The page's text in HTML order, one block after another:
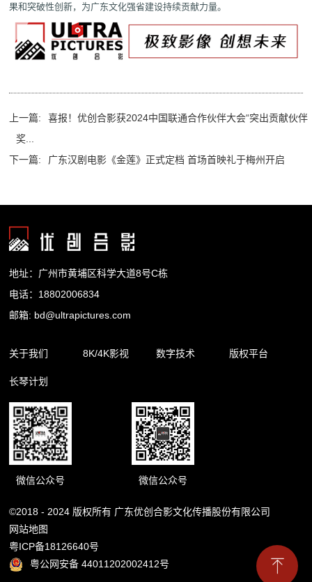
果和突破性创新，为广东文化强省建设持续贡献力量。
上一篇:
喜报！优创合影获2024中国联通合作伙伴大会“突出贡献伙伴
奖...
下一篇:
广东汉剧电影《金莲》正式定档 首场首映礼于梅州开启
地址：广州市黄埔区科学大道8号C栋
电话：18802006834
邮箱: bd@ultrapictures.com
关于我们
企业简介
企业新闻
8K/4K影视
影视出品
影视制作
数字技术
杜比全景声
扩展现实
版权平台
长琴计划
微信公众号 微信公众号
©2018 - 2024 版权所有 广东优创合影文化传播股份有限公司
网站地图
粤ICP备18126640号
粤公网安备 44011202002412号